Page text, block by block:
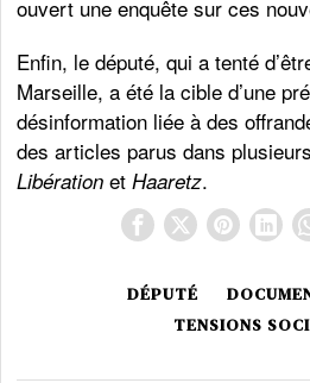
ouvert une enquête sur ces
Enfin, le député, qui a tenté
Marseille, a été la cible d’une
désinformation liée à des
des articles parus dans
Libération etHaaretz.
DÉPUTÉ
TENSIONS